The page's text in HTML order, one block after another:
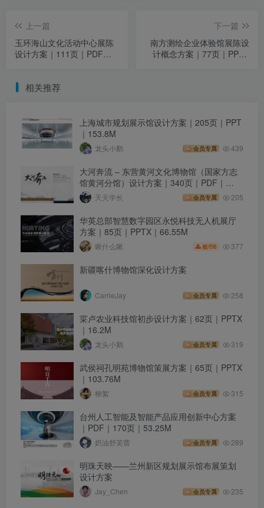
上一篇
玉环海山文化活动中心展陈
设计方案｜111页｜PDF｜
下一篇
南方测绘企业体验馆展陈设
计概念方案｜77页｜PPTX
相关推荐
上海城市规划展示馆设计方案｜205页｜PPT
｜153.8M
龙头小鹅 会员专属 439
大河奔流 – 东营黄河文化博物馆（国家方志
馆黄河分馆）设计方案｜340页｜PDF｜
274.23M
天天学长 会员专属 205
华英总部智慧数字园区永悦科技无人机展厅
方案｜85页｜PPTX｜66.55M
啾什么啾 酷币6 377
新疆喀什博物馆深化设计方案
CarrieJay 会员专属 258
寀卢农业科技馆初步设计方案｜62页｜PPTX
｜16.2M
龙头小鹅 会员专属 319
武侯祠孔明苑博物馆策展方案｜65页｜PPTX
｜103.76M
柳絮 会员专属 315
台州人工智能及智能产品应用创新中心方案
｜PDF｜170页｜53.25M
奶油舒芙蕾 会员专属 289
明珠天映——兰州新区规划展示馆布展策划
设计方案
Jay_Chen 会员专属 235